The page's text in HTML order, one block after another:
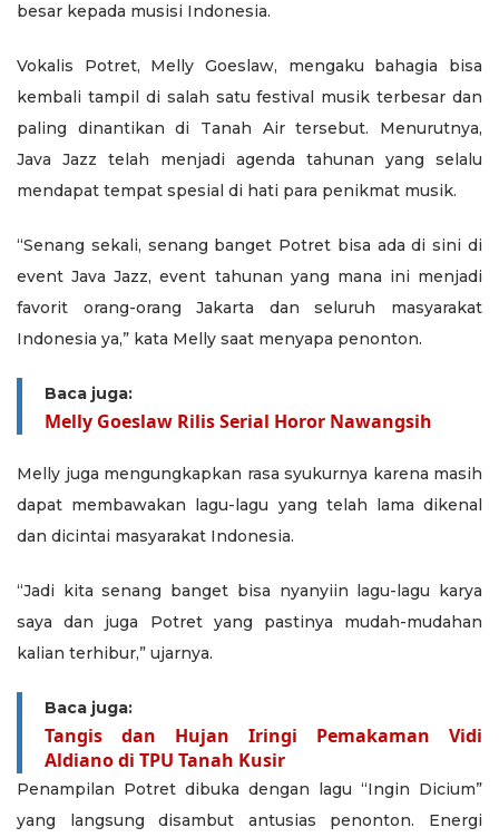
besar kepada musisi Indonesia.
Vokalis Potret, Melly Goeslaw, mengaku bahagia bisa
kembali tampil di salah satu festival musik terbesar dan
paling dinantikan di Tanah Air tersebut. Menurutnya,
Java Jazz telah menjadi agenda tahunan yang selalu
mendapat tempat spesial di hati para penikmat musik.
“Senang sekali, senang banget Potret bisa ada di sini di
event Java Jazz, event tahunan yang mana ini menjadi
favorit orang-orang Jakarta dan seluruh masyarakat
Indonesia ya,” kata Melly saat menyapa penonton.
Baca juga:
Melly Goeslaw Rilis Serial Horor Nawangsih
Melly juga mengungkapkan rasa syukurnya karena masih
dapat membawakan lagu-lagu yang telah lama dikenal
dan dicintai masyarakat Indonesia.
“Jadi kita senang banget bisa nyanyiin lagu-lagu karya
saya dan juga Potret yang pastinya mudah-mudahan
kalian terhibur,” ujarnya.
Baca juga:
Tangis dan Hujan Iringi Pemakaman Vidi
Aldiano di TPU Tanah Kusir
Penampilan Potret dibuka dengan lagu “Ingin Dicium”
yang langsung disambut antusias penonton. Energi